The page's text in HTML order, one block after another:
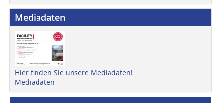
Mediadaten
Hier finden Sie unsere Mediadaten!
Mediadaten